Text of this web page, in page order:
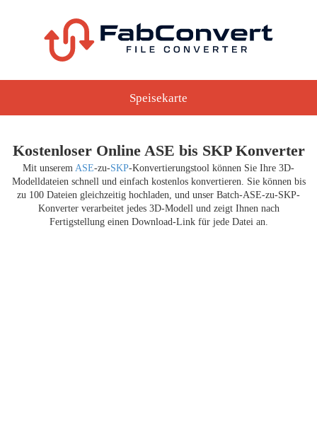
Speisekarte
Kostenloser Online ASE bis SKP Konverter
Mit unserem ASE-zu-SKP-Konvertierungstool können Sie Ihre 3D-
Modelldateien schnell und einfach kostenlos konvertieren. Sie können bis
zu 100 Dateien gleichzeitig hochladen, und unser Batch-ASE-zu-SKP-
Konverter verarbeitet jedes 3D-Modell und zeigt Ihnen nach
Fertigstellung einen Download-Link für jede Datei an.